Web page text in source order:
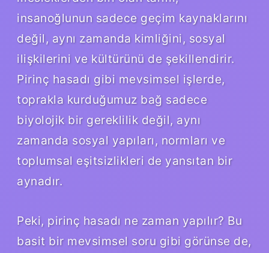
insanoğlunun sadece geçim kaynaklarını
değil, aynı zamanda kimliğini, sosyal
ilişkilerini ve kültürünü de şekillendirir.
Pirinç hasadı gibi mevsimsel işlerde,
toprakla kurduğumuz bağ sadece
biyolojik bir gereklilik değil, aynı
zamanda sosyal yapıları, normları ve
toplumsal eşitsizlikleri de yansıtan bir
aynadır.
Peki, pirinç hasadı ne zaman yapılır? Bu
basit bir mevsimsel soru gibi görünse de,